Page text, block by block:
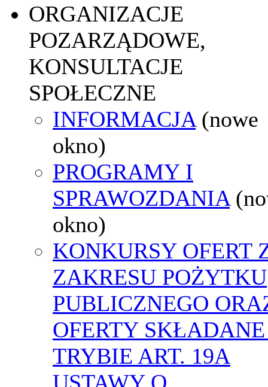
ORGANIZACJE
POZARZĄDOWE,
KONSULTACJE
SPOŁECZNE
INFORMACJA (nowe
okno)
PROGRAMY I
SPRAWOZDANIA
okno)
KONKURSY OFERT
ZAKRESU POŻYTKU
PUBLICZNEGO
OFERTY
TRYBIE ART. 19A